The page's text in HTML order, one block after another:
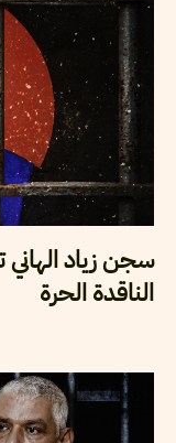
سجن زياد الهاني
الناقدة الحرة